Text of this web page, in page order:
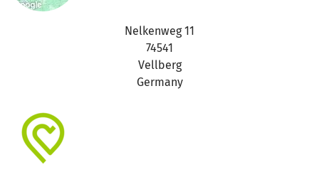
Nelkenweg 11
74541
Vellberg
Germany